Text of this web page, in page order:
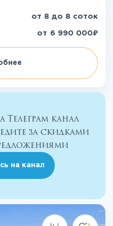
от 8 до 8 соток
от 6 990 000₽
канал
за скидками
на канал